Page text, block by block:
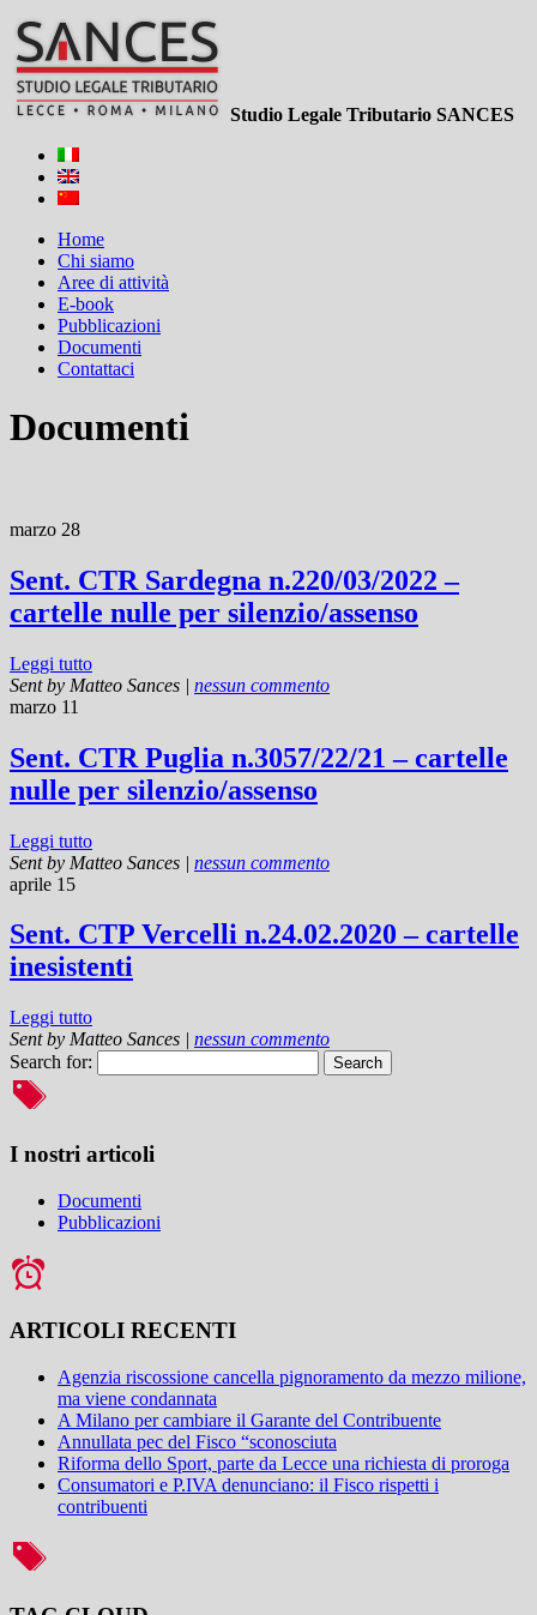
Studio Legale Tributario SANCES
Home
Chi siamo
Aree di attività
E-book
Pubblicazioni
Documenti
Contattaci
Documenti
marzo 28
Sent. CTR Sardegna n.220/03/2022 –
cartelle nulle per silenzio/assenso
Leggi tutto
Sent by Matteo Sances | nessun commento
marzo 11
Sent. CTR Puglia n.3057/22/21 – cartelle
nulle per silenzio/assenso
Leggi tutto
Sent by Matteo Sances | nessun commento
aprile 15
Sent. CTP Vercelli n.24.02.2020 – cartelle
inesistenti
Leggi tutto
Sent by Matteo Sances | nessun commento
Search for:
I nostri articoli
Documenti
Pubblicazioni
ARTICOLI RECENTI
Agenzia riscossione cancella pignoramento da mezzo milione,
ma viene condannata
A Milano per cambiare il Garante del Contribuente
Annullata pec del Fisco “sconosciuta
Riforma dello Sport, parte da Lecce una richiesta di proroga
Consumatori e P.IVA denunciano: il Fisco rispetti i
contribuenti